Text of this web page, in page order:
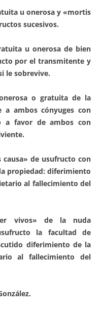
u onerosa y «mortis
sucesivos.
u onerosa de bien
por el transmitente y
le sobrevive.
o gratuita de la
a ambos cónyuges con
a favor de ambos con
de usufructo con
propiedad: diferimiento
al fallecimiento del
vivos» de la nuda
la facultad de
diferimiento de la
al fallecimiento del